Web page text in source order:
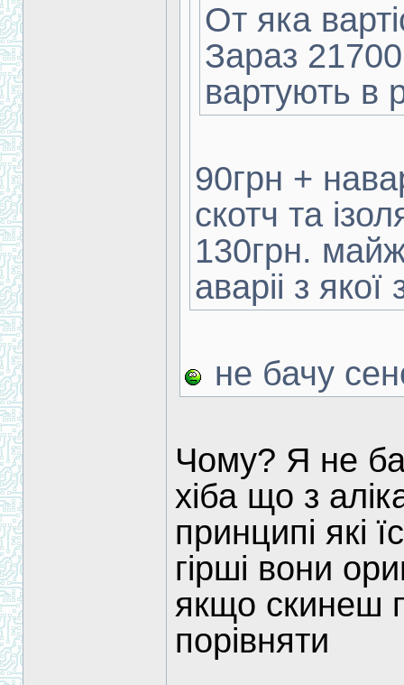
От яка
Зараз
вартують в
90грн +
скотч та
130грн.
аваріі з якої
не бачу
Чому? Я не
хіба що з
принципі які
гірші вони
якщо скинеш
порівняти